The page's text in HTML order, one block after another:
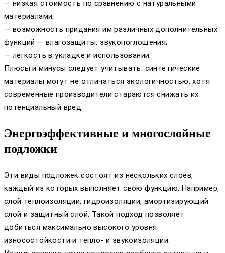
— низкая стоимость по сравнению с натуральными
материалами;
— возможность придания им различных дополнительных
функций — влагозащиты, звукопоглощения;
— легкость в укладке и использовании.
Плюсы и минусы следует учитывать: синтетические
материалы могут не отличаться экологичностью, хотя
современные производители стараются снижать их
потенциальный вред.
Энергоэффективные и многослойные
подложки
Эти виды подложек состоят из нескольких слоев,
каждый из которых выполняет свою функцию. Например,
слой теплоизоляции, гидроизоляции, амортизирующий
слой и защитный слой. Такой подход позволяет
добиться максимально высокого уровня
износостойкости и тепло- и звукоизоляции.